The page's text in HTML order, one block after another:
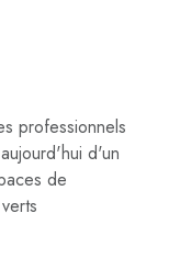
professionnels
d'un
de